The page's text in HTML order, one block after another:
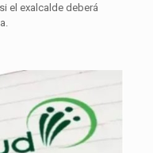
el exalcalde deberá